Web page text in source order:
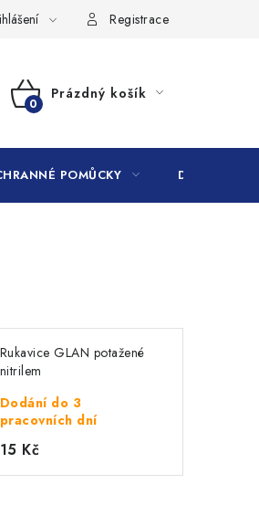
Registrace
NÁKUPNÍ
Prázdný košík
POMŮCKY DROGERIE
Rukavice GLAN potažené
nitrilem
Dodání do 3
pracovních dní
15 Kč